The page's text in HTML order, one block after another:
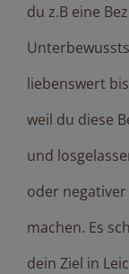
du z.B eine
liebenswert
weil du diese
und
oder
machen. Es
dein Ziel in